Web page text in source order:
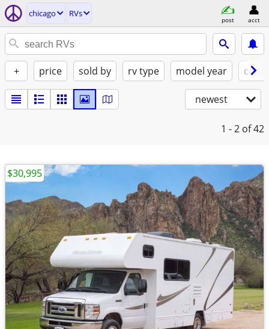
chicago RVs
post acct
+ price sold by rv type model year
newest
1 - 2 of 42
$30,995